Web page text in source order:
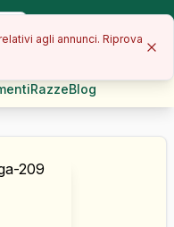
agli annunci. Riprova
RazzeBlog